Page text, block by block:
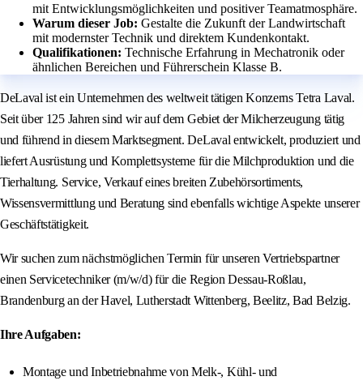
mit Entwicklungsmöglichkeiten und positiver Teamatmosphäre.
Warum dieser Job: Gestalte die Zukunft der Landwirtschaft
mit modernster Technik und direktem Kundenkontakt.
Qualifikationen: Technische Erfahrung in Mechatronik oder
ähnlichen Bereichen und Führerschein Klasse B.
DeLaval ist ein Unternehmen des weltweit tätigen Konzerns Tetra Laval.
Seit über 125 Jahren sind wir auf dem Gebiet der Milcherzeugung tätig
und führend in diesem Marktsegment. DeLaval entwickelt, produziert und
liefert Ausrüstung und Komplettsysteme für die Milchproduktion und die
Tierhaltung. Service, Verkauf eines breiten Zubehörsortiments,
Wissensvermittlung und Beratung sind ebenfalls wichtige Aspekte unserer
Geschäftstätigkeit.
Wir suchen zum nächstmöglichen Termin für unseren Vertriebspartner
einen Servicetechniker (m/w/d) für die Region Dessau-Roßlau,
Brandenburg an der Havel, Lutherstadt Wittenberg, Beelitz, Bad Belzig.
Ihre Aufgaben:
Montage und Inbetriebnahme von Melk-, Kühl- und